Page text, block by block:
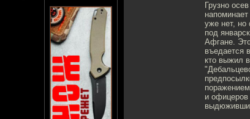
Грузно
уже нет, но
под
Афгане.
въедается
кто выжил
и офицеров